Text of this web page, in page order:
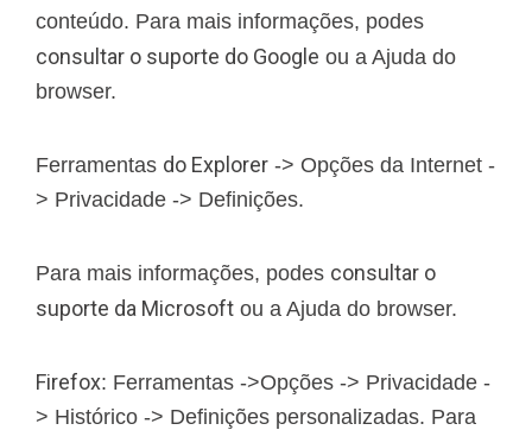
conteúdo. Para mais informações, podes
consultar o suporte do Google ou a Ajuda do
browser.
Ferramentas do Explorer -> Opções da Internet -
> Privacidade -> Definições.
Para mais informações, podes consultar o
suporte da Microsoft ou a Ajuda do browser.
Firefox: Ferramentas ->Opções -> Privacidade -
> Histórico -> Definições personalizadas. Para